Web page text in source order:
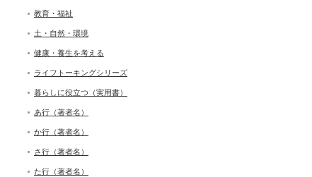
教育・福祉
土・自然・環境
健康・養生を考える
ライフトーキングシリーズ
暮らしに役立つ（実用書）
あ行（著者名）
か行（著者名）
さ行（著者名）
た行（著者名）